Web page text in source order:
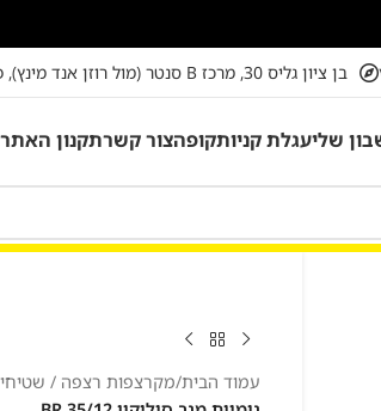
בן ציון גליס 30, מרכז B סנטר (מול רוזן אנד מינץ), פתח תקווה
שליעגלת קניותקופהצור קשרתקנון האתר
עמוד הבית/מקרצפות רצפה /